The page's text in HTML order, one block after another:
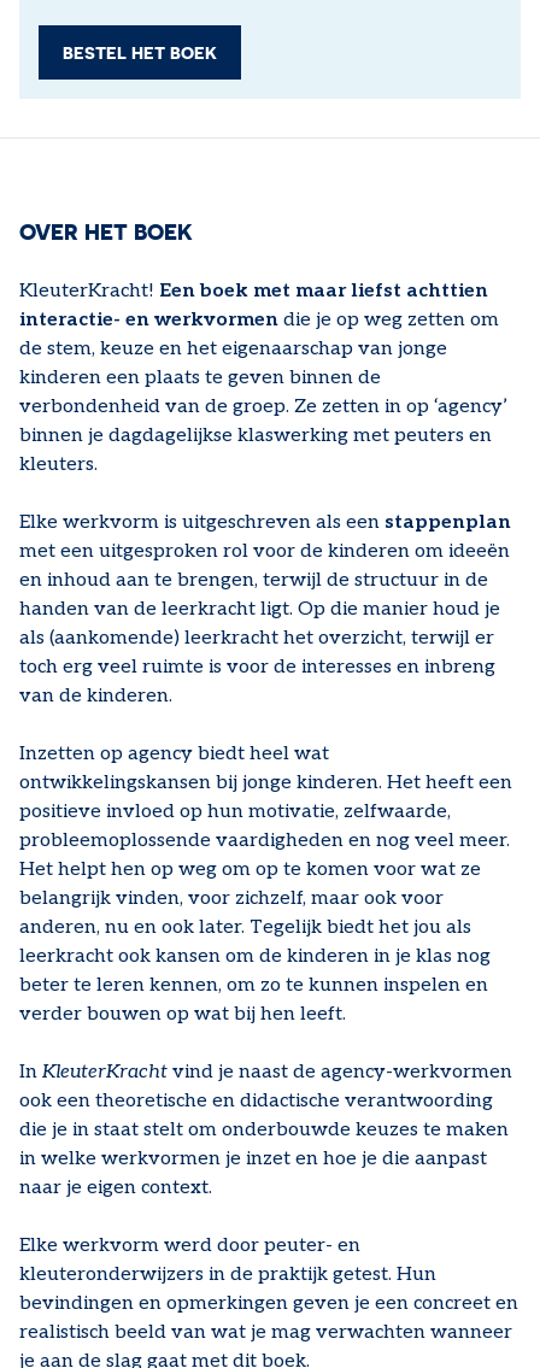
BESTEL HET BOEK
OVER HET BOEK
KleuterKracht! Een boek met maar liefst achttien
interactie- en werkvormen die je op weg zetten om
de stem, keuze en het eigenaarschap van jonge
kinderen een plaats te geven binnen de
verbondenheid van de groep. Ze zetten in op ‘agency’
binnen je dagdagelijkse klaswerking met peuters en
kleuters.
Elke werkvorm is uitgeschreven als een stappenplan
met een uitgesproken rol voor de kinderen om ideeën
en inhoud aan te brengen, terwijl de structuur in de
handen van de leerkracht ligt. Op die manier houd je
als (aankomende) leerkracht het overzicht, terwijl er
toch erg veel ruimte is voor de interesses en inbreng
van de kinderen.
Inzetten op agency biedt heel wat
ontwikkelingskansen bij jonge kinderen. Het heeft een
positieve invloed op hun motivatie, zelfwaarde,
probleemoplossende vaardigheden en nog veel meer.
Het helpt hen op weg om op te komen voor wat ze
belangrijk vinden, voor zichzelf, maar ook voor
anderen, nu en ook later. Tegelijk biedt het jou als
leerkracht ook kansen om de kinderen in je klas nog
beter te leren kennen, om zo te kunnen inspelen en
verder bouwen op wat bij hen leeft.
In KleuterKracht vind je naast de agency-werkvormen
ook een theoretische en didactische verantwoording
die je in staat stelt om onderbouwde keuzes te maken
in welke werkvormen je inzet en hoe je die aanpast
naar je eigen context.
Elke werkvorm werd door peuter- en
kleuteronderwijzers in de praktijk getest. Hun
bevindingen en opmerkingen geven je een concreet en
realistisch beeld van wat je mag verwachten wanneer
je aan de slag gaat met dit boek.